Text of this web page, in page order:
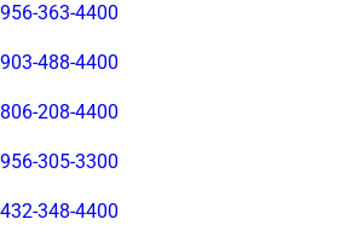
956-363-4400
903-488-4400
806-208-4400
956-305-3300
432-348-4400